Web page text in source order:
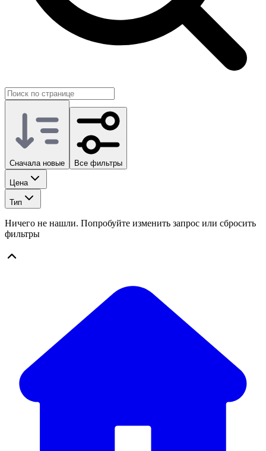
Сначала новые Все фильтры
Цена
Тип
Ничего не нашли. Попробуйте изменить запрос или сбросить
фильтры